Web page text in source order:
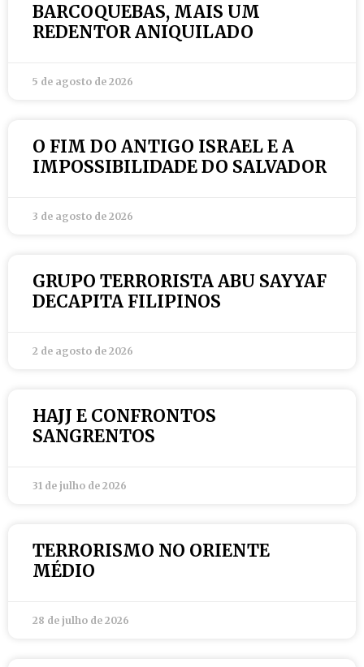
BARCOQUEBAS, MAIS UM
REDENTOR ANIQUILADO
5 de agosto de 2026
O FIM DO ANTIGO ISRAEL E A
IMPOSSIBILIDADE DO SALVADOR
3 de agosto de 2026
GRUPO TERRORISTA ABU SAYYAF
DECAPITA FILIPINOS
2 de agosto de 2026
HAJJ E CONFRONTOS
SANGRENTOS
31 de julho de 2026
TERRORISMO NO ORIENTE
MÉDIO
28 de julho de 2026